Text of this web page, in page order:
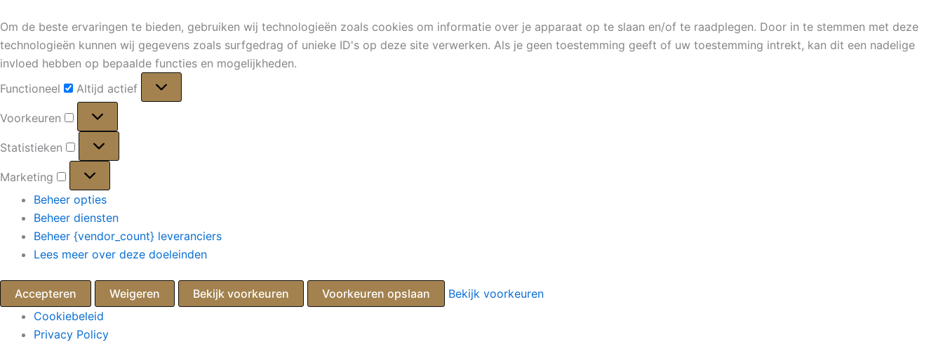
Om de beste ervaringen te bieden, gebruiken wij technologieën zoals cookies om informatie over je apparaat op te slaan en/of te raadplegen. Door in te stemmen met deze
technologieën kunnen wij gegevens zoals surfgedrag of unieke ID's op deze site verwerken. Als je geen toestemming geeft of uw toestemming intrekt, kan dit een nadelige
invloed hebben op bepaalde functies en mogelijkheden.
Functioneel
Altijd actief
Voorkeuren
Voorkeuren
Statistieken
Statistieken
Marketing
Marketing
Beheer opties
Beheer diensten
Beheer {vendor_count} leveranciers
Lees meer over deze doeleinden
Accepteren Weigeren Bekijk voorkeuren Voorkeuren opslaan
Bekijk voorkeuren
Cookiebeleid
Privacy Policy